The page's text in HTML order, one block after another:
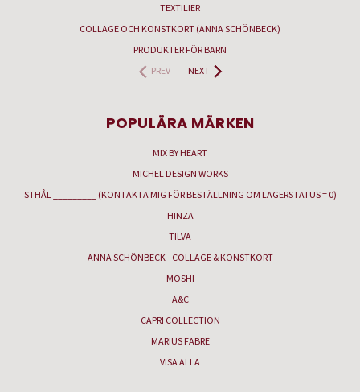
TEXTILIER
COLLAGE OCH KONSTKORT (ANNA SCHÖNBECK)
PRODUKTER FÖR BARN
PREV
NEXT
POPULÄRA MÄRKEN
MIX BY HEART
MICHEL DESIGN WORKS
STHÅL _________ (KONTAKTA MIG FÖR BESTÄLLNING OM LAGERSTATUS = 0)
HINZA
TILVA
ANNA SCHÖNBECK - COLLAGE & KONSTKORT
MOSHI
A&C
CAPRI COLLECTION
MARIUS FABRE
VISA ALLA